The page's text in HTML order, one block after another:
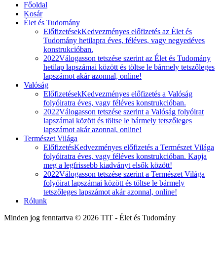
Főoldal
Kosár
Élet és Tudomány
ElőfizetésekKedvezményes előfizetés az Élet és
Tudomány hetilapra éves, féléves, vagy negyedéves
konstrukcióban.
2022Válogasson tetszése szerint az Élet és Tudomány
hetilap lapszámai között és töltse le bármely tetszőleges
lapszámot akár azonnal, online!
Valóság
ElőfizetésekKedvezményes előfizetés a Valóság
folyóiratra éves, vagy féléves konstrukcióban.
2022Válogasson tetszése szerint a Valóság folyóirat
lapszámai között és töltse le bármely tetszőleges
lapszámot akár azonnal, online!
Természet Világa
ElőfizetésKedvezményes előfizetés a Természet Világa
folyóiratra éves, vagy féléves konstrukcióban. Kapja
meg a legfrissebb kiadványt elsők között!
2022Válogasson tetszése szerint a Természet Világa
folyóirat lapszámai között és töltse le bármely
tetszőleges lapszámot akár azonnal, online!
Rólunk
Minden jog fenntartva © 2026 TIT - Élet és Tudomány